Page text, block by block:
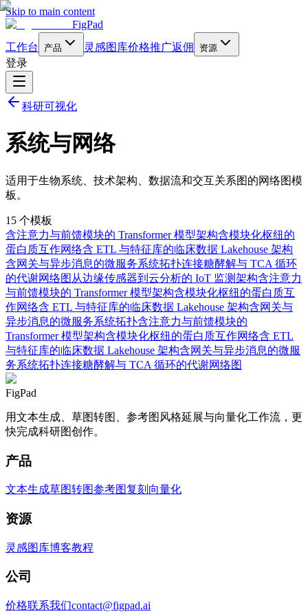
Skip to main content
FigPad
工作台
产品 灵感图库价格推广返佣 资源
登录
科研可视化
系统与网络
适用于生物系统、技术架构、数据流和交互关系图的网络图模
板。
15 个模板
含注意力与前馈模块的 Transformer 模型架构含模块化枢纽的
蛋白质互作网络含 ETL 与特征库的临床数据 Lakehouse 架构
含网关与异步消息的微服务系统拓扑连接糖酵解与 TCA 循环
的代谢网络图 从边缘传感器到云分析的 IoT 监测架构含注意力
与前馈模块的 Transformer 模型架构含模块化枢纽的蛋白质互
作网络含 ETL 与特征库的临床数据 Lakehouse 架构含网关与
异步消息的微服务系统拓扑含注意力与前馈模块的
Transformer 模型架构含模块化枢纽的蛋白质互作网络含 ETL
与特征库的临床数据 Lakehouse 架构含网关与异步消息的微服
务系统拓扑连接糖酵解与 TCA 循环的代谢网络图
FigPad
用文本生成、草图转图、参考图风格延展与向量化工作流，更
快完成科研图创作。
产品
文本生成草图转图参考图复刻 向量化
资源
灵感图库博客教程
公司
价格联系我们contact@figpad.ai